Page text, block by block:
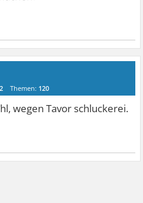
Themen: 120
wegen Tavor schluckerei.